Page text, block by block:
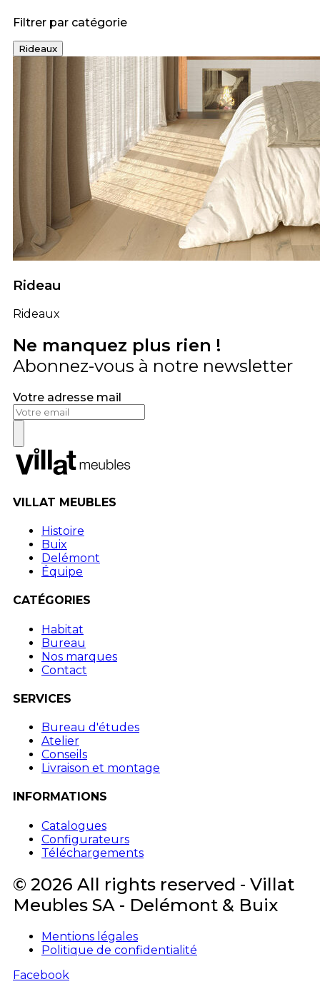
Filtrer par catégorie
Rideaux
Rideau
Rideaux
Ne manquez plus rien !
Abonnez-vous à notre newsletter
Votre adresse mail
VILLAT MEUBLES
Histoire
Buix
Delémont
Équipe
CATÉGORIES
Habitat
Bureau
Nos marques
Contact
SERVICES
Bureau d'études
Atelier
Conseils
Livraison et montage
INFORMATIONS
Catalogues
Configurateurs
Téléchargements
© 2026 All rights reserved - Villat
Meubles SA - Delémont & Buix
Mentions légales
Politique de confidentialité
Facebook